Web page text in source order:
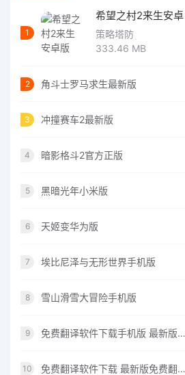
1
希望之村2来生安卓
策略塔防
333.46 MB
2 角斗士罗马求生最新版
3 冲撞赛车2最新版
4 暗影格斗2官方正版
5 黑暗光年小米版
6 天姬变华为版
7 埃比尼泽与无形世界手机版
8 雪山滑雪大冒险手机版
9 免费翻译软件下载手机版 最新版免费翻译软件下载
10 免费翻译软件下载 最新版免费翻译软件推荐